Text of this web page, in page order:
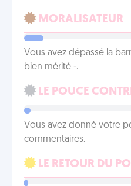
MORALISATEUR
Vous avez dépassé la
bien mérité -.
LE POUCE
Vous avez donné votre
commentaires.
LE RETOUR DU